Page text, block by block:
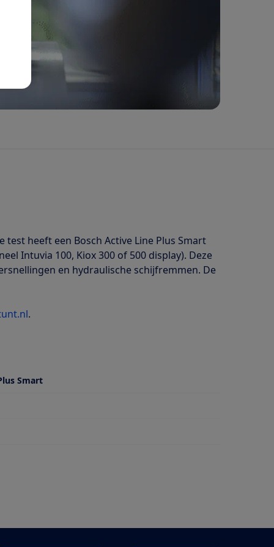
test heeft een Bosch Active Line Plus Smart
Intuvia 100, Kiox 300 of 500 display). Deze
en hydraulische schijfremmen. De
.
Smart